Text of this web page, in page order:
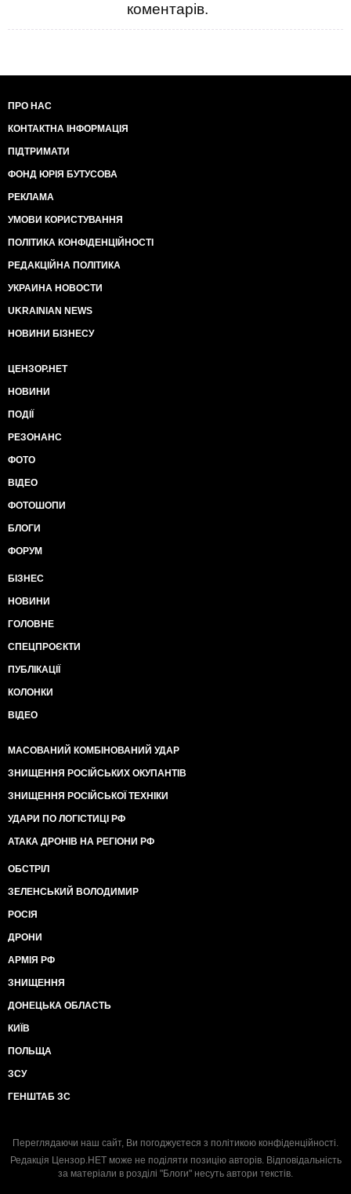
коментарів.
ПРО НАС
КОНТАКТНА ІНФОРМАЦІЯ
ПІДТРИМАТИ
ФОНД ЮРІЯ БУТУСОВА
РЕКЛАМА
УМОВИ КОРИСТУВАННЯ
ПОЛІТИКА КОНФІДЕНЦІЙНОСТІ
РЕДАКЦІЙНА ПОЛІТИКА
УКРАИНА НОВОСТИ
UKRAINIAN NEWS
НОВИНИ БІЗНЕСУ
ЦЕНЗОР.НЕТ
НОВИНИ
ПОДІЇ
РЕЗОНАНС
ФОТО
ВІДЕО
ФОТОШОПИ
БЛОГИ
ФОРУМ
БІЗНЕС
НОВИНИ
ГОЛОВНЕ
СПЕЦПРОЄКТИ
ПУБЛІКАЦІЇ
КОЛОНКИ
ВІДЕО
МАСОВАНИЙ КОМБІНОВАНИЙ УДАР
ЗНИЩЕННЯ РОСІЙСЬКИХ ОКУПАНТІВ
ЗНИЩЕННЯ РОСІЙСЬКОЇ ТЕХНІКИ
УДАРИ ПО ЛОГІСТИЦІ РФ
АТАКА ДРОНІВ НА РЕГІОНИ РФ
ОБСТРІЛ
ЗЕЛЕНСЬКИЙ ВОЛОДИМИР
РОСІЯ
ДРОНИ
АРМІЯ РФ
ЗНИЩЕННЯ
ДОНЕЦЬКА ОБЛАСТЬ
КИЇВ
ПОЛЬЩА
ЗСУ
ГЕНШТАБ ЗС
Переглядаючи наш сайт, Ви погоджуєтеся з політикою конфіденційності.
Редакція Цензор.НЕТ може не поділяти позицію авторів. Відповідальність
за матеріали в розділі "Блоги" несуть автори текстів.